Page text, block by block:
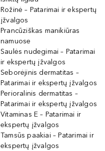
Rožinė – Patarimai ir ekspertų
įžvalgos
Prancūziškas manikiūras
namuose
Saulės nudegimai – Patarimai
ir ekspertų įžvalgos
Seborėjinis dermatitas –
Patarimai ir ekspertų įžvalgos
Perioralinis dermatitas –
Patarimai ir ekspertų įžvalgos
Vitaminas E – Patarimai ir
ekspertų įžvalgos
Tamsūs paakiai – Patarimai ir
ekspertų įžvalgos